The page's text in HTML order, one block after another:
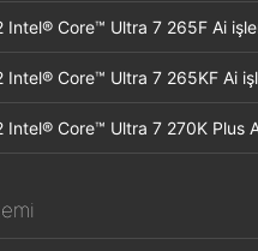
Intel® Core™ Ultra 7 265F Ai
Intel® Core™ Ultra 7 265KF Ai
Intel® Core™ Ultra 7 270K Plus